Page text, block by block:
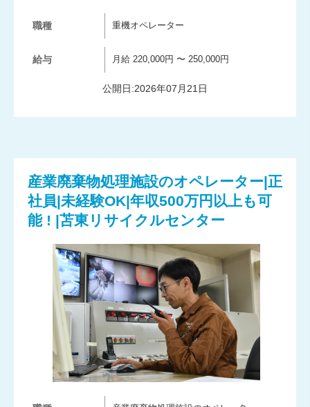
職種 重機オペレーター
給与 月給 220,000円 〜 250,000円
公開日:2026年07月21日
産業廃棄物処理施設のオペレーター|正
社員|未経験OK|年収500万円以上も可
能 ! |苫東リサイクルセンター